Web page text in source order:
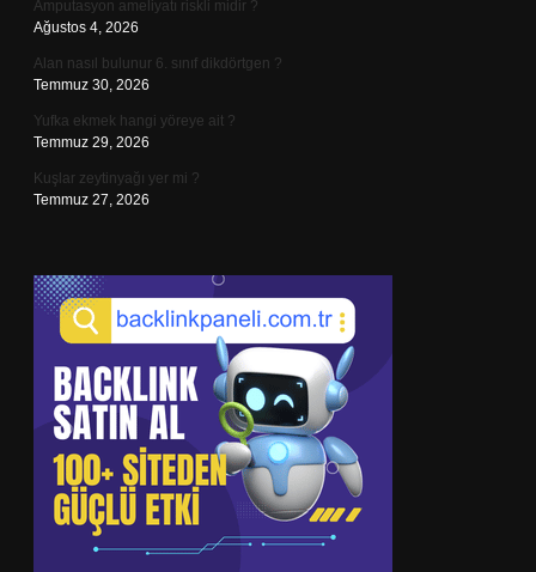
Amputasyon ameliyatı riskli midir ?
Ağustos 4, 2026
Alan nasıl bulunur 6. sınıf dikdörtgen ?
Temmuz 30, 2026
Yufka ekmek hangi yöreye ait ?
Temmuz 29, 2026
Kuşlar zeytinyağı yer mi ?
Temmuz 27, 2026